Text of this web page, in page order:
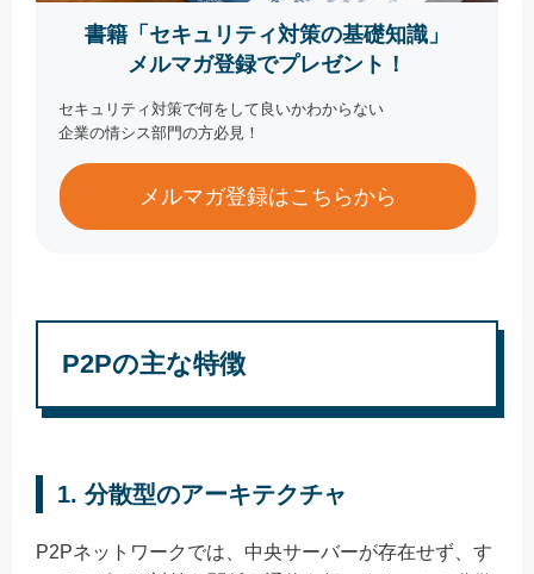
書籍「セキュリティ対策の基礎知識」
メルマガ登録でプレゼント！
セキュリティ対策で何をして良いかわからない
企業の情シス部門の方必見！
メルマガ登録はこちらから
P2Pの主な特徴
1. 分散型のアーキテクチャ
P2Pネットワークでは、中央サーバーが存在せず、す